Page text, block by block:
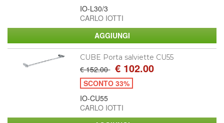
IO-L30/3
CARLO IOTTI
CUBE Porta salviette CU55
€ 152.00 € 102.00
SCONTO 33%
IO-CU55
CARLO IOTTI